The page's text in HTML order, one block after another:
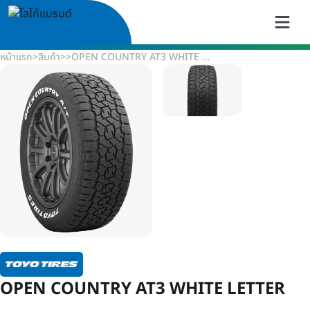
หน้าแรก>สินค้า>> OPEN COUNTRY AT3 WHITE LETTER
OPEN COUNTRY AT3 WHITE LETTER